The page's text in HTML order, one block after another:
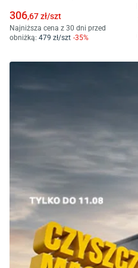
306,67zł/szt
Najniższa cena z 30 dni przed
obniżką: 479 zł/szt -35%